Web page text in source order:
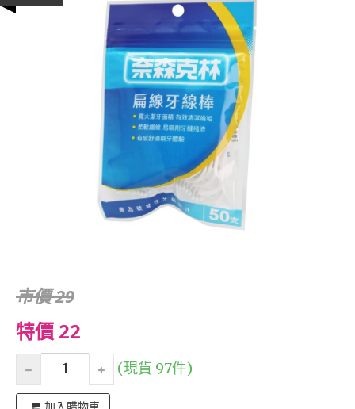
市價 29
特價 22
(現貨 97件)